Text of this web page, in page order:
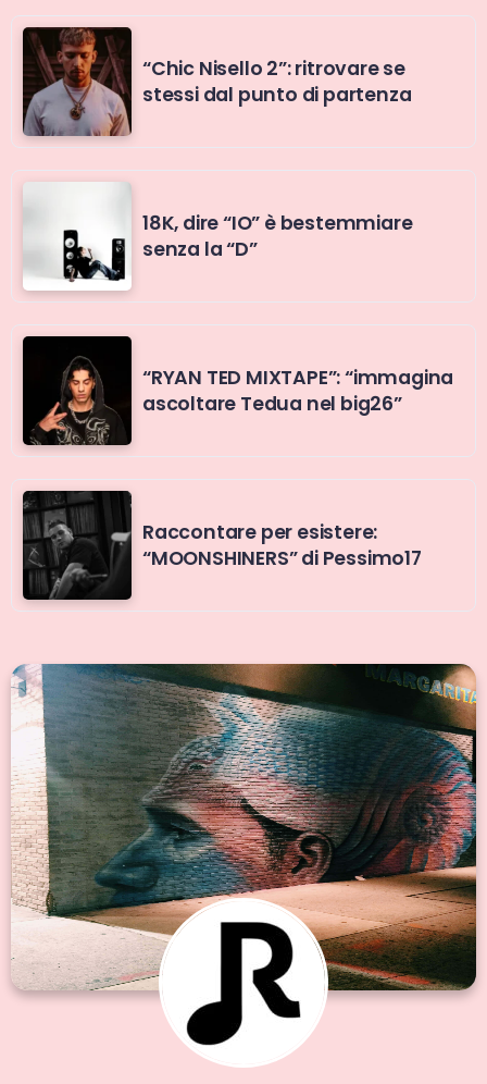
“Chic Nisello 2”: ritrovare se
stessi dal punto di partenza
18K, dire “IO” è bestemmiare
senza la “D”
“RYAN TED MIXTAPE”: “immagina
ascoltare Tedua nel big26”
Raccontare per esistere:
“MOONSHINERS” di Pessimo17